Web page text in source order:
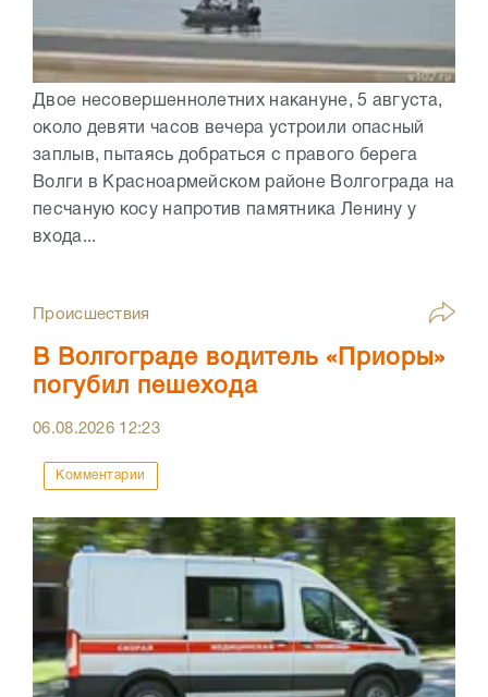
Двое несовершеннолетних накануне, 5 августа,
около девяти часов вечера устроили опасный
заплыв, пытаясь добраться с правого берега
Волги в Красноармейском районе Волгограда на
песчаную косу напротив памятника Ленину у
входа...
Происшествия
В Волгограде водитель «Приоры»
погубил пешехода
06.08.2026 12:23
Комментарии